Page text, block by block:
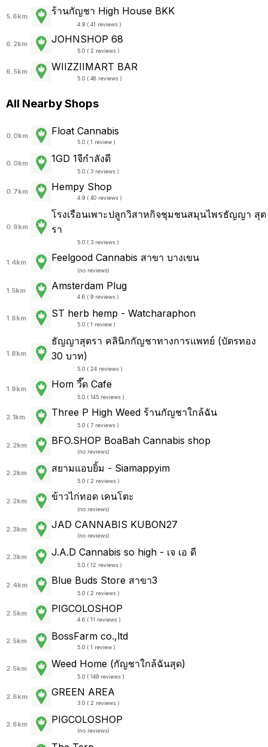
5.6km ร้านกัญชา High House BKK
4.9 ( 41 reviews )
6.2km JOHNSHOP 68
5.0 ( 2 reviews )
6.5km WIIZZIIMART BAR
5.0 ( 48 reviews )
All Nearby Shops
0.0km Float Cannabis
5.0 ( 1 review )
0.0km 1GD 1จีกำลังดี
5.0 ( 3 reviews )
0.7km Hempy Shop
4.9 ( 40 reviews )
0.9km
โรงเรือนเพาะปลูกวิสาหกิจชุมชนสมุนไพรธัญญา สุต
รา
5.0 ( 3 reviews )
1.4km Feelgood Cannabis สาขา บางเขน
(no reviews)
1.5km Amsterdam Plug
4.6 ( 9 reviews )
1.6km ST herb hemp - Watcharaphon
5.0 ( 1 review )
1.8km
ธัญญาสุตรา คลินิกกัญชาทางการแพทย์ (บัตรทอง
30 บาท)
5.0 ( 24 reviews )
1.9km Hom วี๊ด Cafe
5.0 ( 145 reviews )
2.1km Three P High Weed ร้านกัญชาใกล้ฉัน
5.0 ( 7 reviews )
2.2km BFO.SHOP BoaBah Cannabis shop
(no reviews)
2.2km สยามแอบยิ้ม - Siamappyim
5.0 ( 2 reviews )
2.2km ข้าวไก่ทอด เคนโตะ
(no reviews)
2.3km JAD CANNABIS KUBON27
(no reviews)
2.3km J.A.D Cannabis so high - เจ เอ ดี
5.0 ( 12 reviews )
2.4km Blue Buds Store สาขา3
5.0 ( 2 reviews )
2.5km PIGCOLOSHOP
4.6 ( 11 reviews )
2.5km BossFarm co.,ltd
5.0 ( 1 review )
2.5km Weed Home (กัญชาใกล้ฉันสุด)
5.0 ( 149 reviews )
2.6km GREEN AREA
3.0 ( 2 reviews )
2.6km PIGCOLOSHOP
(no reviews)